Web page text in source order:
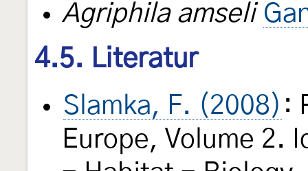
Agriphila amseli
4.5. Literatur
Slamka, F. (2008) :
Europe, Volume 2.